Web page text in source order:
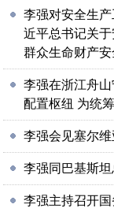
李强对安全生
近平总书记关
群众生命财产
李强在浙江舟
配置枢纽 为统
李强会见塞尔
李强同巴基斯
李强主持召开